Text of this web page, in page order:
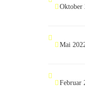
Oktober
Mai
Februar